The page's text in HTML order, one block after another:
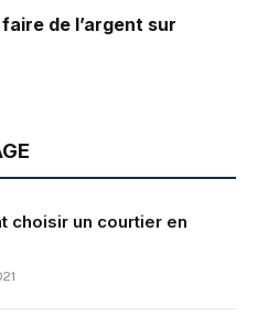
de l’argent sur
choisir un courtier en